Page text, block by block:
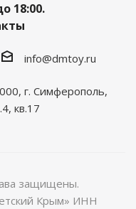
18:00.
info@dmtoy.ru
г. Симферополь,
кв.17
защищены.
Крым» ИНН